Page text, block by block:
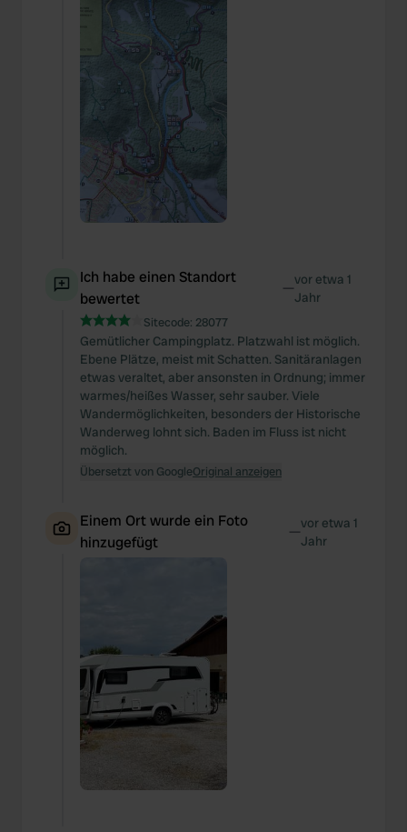
Ich habe einen Standort
bewertet
—vor etwa 1
Jahr
Sitecode: 28077
Gemütlicher Campingplatz. Platzwahl ist möglich.
Ebene Plätze, meist mit Schatten. Sanitäranlagen
etwas veraltet, aber ansonsten in Ordnung; immer
warmes/heißes Wasser, sehr sauber. Viele
Wandermöglichkeiten, besonders der Historische
Wanderweg lohnt sich. Baden im Fluss ist nicht
möglich.
Übersetzt von GoogleOriginal anzeigen
Einem Ort wurde ein Foto
hinzugefügt
—vor etwa 1
Jahr